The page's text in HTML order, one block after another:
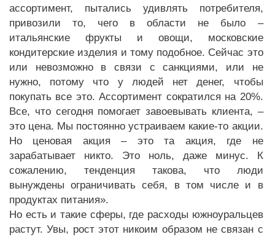
ассортимент, пытались удивлять потребителя,
привозили то, чего в области не было –
итальянские фрукты и овощи, московские
кондитерские изделия и тому подобное. Сейчас это
или невозможно в связи с санкциями, или не
нужно, потому что у людей нет денег, чтобы
покупать все это. Ассортимент сократился на 20%.
Все, что сегодня помогает завоевывать клиента, –
это цена. Мы постоянно устраиваем какие-то акции.
Но ценовая акция – это та акция, где не
зарабатывает никто. Это ноль, даже минус. К
сожалению, тенденция такова, что люди
вынуждены ограничивать себя, в том числе и в
продуктах питания».
Но есть и такие сферы, где расходы южноуральцев
растут. Увы, рост этот никоим образом не связан с